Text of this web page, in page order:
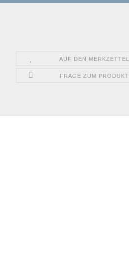
AUF DEN MERKZETTEL
FRAGE ZUM PRODUKT